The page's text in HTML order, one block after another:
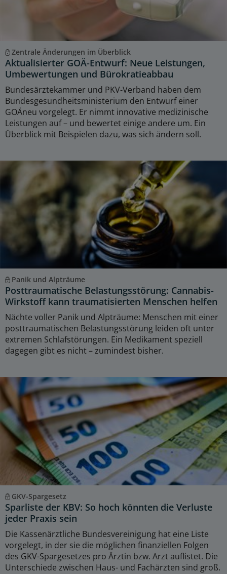
Zentrale Änderungen im Überblick
Aktualisierter GOÄ-Entwurf: Neue Leistungen,
Umbewertungen und Bürokratieabbau
Bundesärztekammer und PKV-Verband haben dem
Bundesgesundheitsministerium den Entwurf einer
GOÄneu vorgelegt. Er nimmt innovative medizinische
Leistungen auf – und bewertet einige andere um. Ein
Überblick mit Beispielen dazu, was sich ändern soll.
Panik und Alpträume
Posttraumatische Belastungsstörung: Cannabis-
Wirkstoff kann traumatisierten Menschen helfen
Nächte voller Panik und Alpträume: Menschen mit einer
posttraumatischen Belastungsstörung leiden oft unter
extremen Schlafstörungen. Ein Medikament speziell
dagegen gibt es nicht – zumindest bisher.
GKV-Spargesetz
Sparliste der KBV: So hoch könnten die Verluste
jeder Praxis sein
Die Kassenärztliche Bundesvereinigung hat eine Liste
vorgelegt, in der sie die möglichen finanziellen Folgen
des GKV-Spargesetzes pro Ärztin bzw. Arzt auflistet. Die
Unterschiede zwischen Haus- und Fachärzten sind groß.